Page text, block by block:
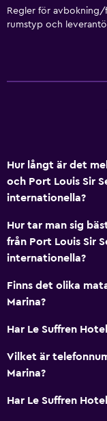
Valutaväxling på
Expressutcheckning
Reception dygnet
Kassaskåp
Vattenflaska
Kök
Vinglas
Elektrisk
Köksutrustning
Kokvrå
Ugn
Mikrovågsugn
Regler för avbokning/
rumstyp och
Hur långt är det
och Port Louis Sir
internationella?
Hur tar man sig
från Port Louis Sir
internationella?
Finns det olika
Marina?
Har Le Suffren
Vilket är
Marina?
Har Le Suffren